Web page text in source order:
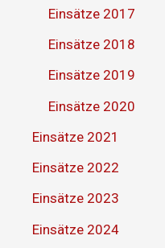
Einsätze 2017
Einsätze 2018
Einsätze 2019
Einsätze 2020
Einsätze 2021
Einsätze 2022
Einsätze 2023
Einsätze 2024